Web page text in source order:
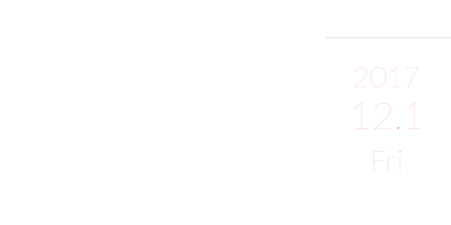
2017
12.1
Fri